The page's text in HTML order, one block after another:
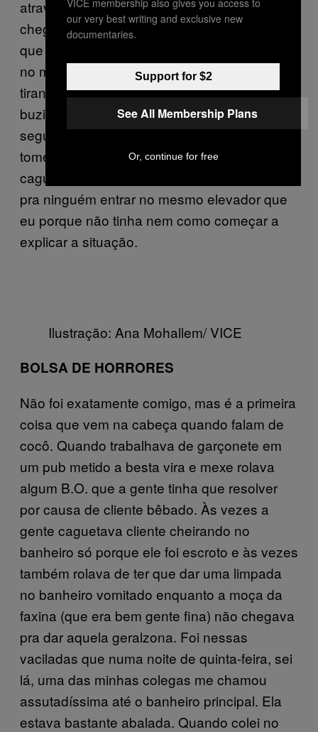
atravessar o último quarteirão antes de
chegar no prédio que morava e o menino
que tava do meu lado foi atravessando a rua
no meio dos carros. Um dos veículos passou
tirando uma fina do menino e deu uma
buzinada. Eu tava tão concentrada em
segurar os músculos do meu corpo que
tomei um baita susto com a buzina e me
caguei toda. Cheguei no prédio só torcendo
pra ninguém entrar no mesmo elevador que
eu porque não tinha nem como começar a
explicar a situação.
Ilustração: Ana Mohallem/ VICE
BOLSA DE HORRORES
Não foi exatamente comigo, mas é a primeira
coisa que vem na cabeça quando falam de
cocô. Quando trabalhava de garçonete em
um pub metido a besta vira e mexe rolava
algum B.O. que a gente tinha que resolver
por causa de cliente bêbado. Às vezes a
gente caguetava cliente cheirando no
banheiro só porque ele foi escroto e às vezes
também rolava de ter que dar uma limpada
no banheiro vomitado enquanto a moça da
faxina (que era bem gente fina) não chegava
pra dar aquela geralzona. Foi nessas
vaciladas que numa noite de quinta-feira, sei
lá, uma das minhas colegas me chamou
assutadíssima até o banheiro principal. Ela
estava bastante abalada. Quando colei no
our very best writing and exclusive new
documentaries.
Support for $2
See All Membership Plans
Or, continue for free